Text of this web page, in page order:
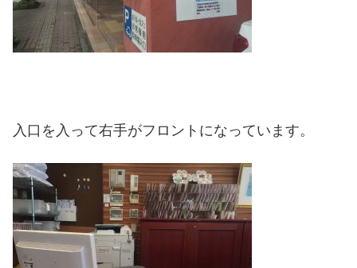
入口を入って右手がフロントになっています。